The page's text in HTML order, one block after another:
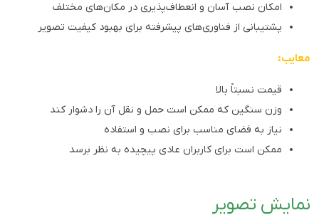
امکان نصب آسان و انعطاف‌پذیری در مکان‌های مختلف
پشتیبانی از فناوری‌های پیشرفته برای بهبود کیفیت تصویر
معایب:
قیمت نسبتاً بالا
وزن سنگین که ممکن است حمل و نقل آن را دشوار کند
نیاز به فضای مناسب برای نصب و استفاده
ممکن است برای کاربران عادی پیچیده به نظر برسد
نمایش تصویر